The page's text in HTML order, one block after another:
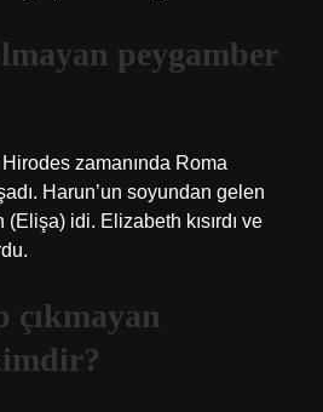
peygamber
zamanında Roma
Harun’un soyundan gelen
(Elişa) idi. Elizabeth kısırdı ve
çıkmayan